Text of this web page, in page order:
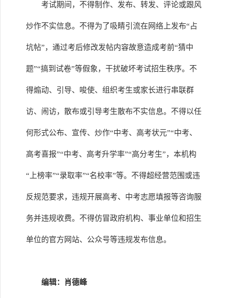
考试期间，不得制作、发布、转发、评论或跟风
炒作不实信息。不得为了吸睛引流在网络上发布“占
坑帖”，通过考后修改发帖内容故意造成考前“猜中
题”“搞到试卷”等假象，干扰破坏考试招生秩序。不
得煽动、引导、唆使、组织考生或家长进行串联群
访、闹访，散布或引导考生散布不实信息。不得以任
何形式公布、宣传、炒作“中考、高考状元”“中考、
高考喜报”“中考、高考升学率”“高分考生”，本机构
“上榜率”“录取率”“名校率”等。不得超经营范围或违
反规范要求，违规开展高考、中考志愿填报等咨询服
务并违规收费。不得仿冒政府机构、事业单位和招生
单位的官方网站、公众号等违规发布信息。
编辑：肖德峰